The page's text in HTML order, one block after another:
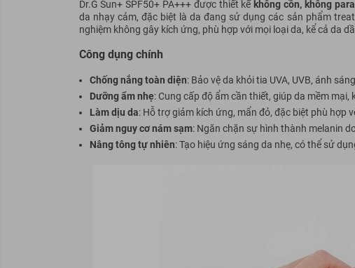
Dr.G Sun+ SPF50+ PA+++ được thiết kế không cồn, không
da nhạy cảm, đặc biệt là da đang sử dụng các sản phẩm
nghiệm không gây kích ứng, phù hợp với mọi loại da, kể cả da
Công dụng chính
Chống nắng toàn diện: Bảo vệ da khỏi tia UVA, UVB, ánh
Dưỡng ẩm nhẹ: Cung cấp độ ẩm cần thiết, giúp da mềm
Làm dịu da: Hỗ trợ giảm kích ứng, mẩn đỏ, đặc biệt phù hợp
Giảm nguy cơ nám sạm: Ngăn chặn sự hình thành melanin
Nâng tông tự nhiên: Tạo hiệu ứng sáng da nhẹ, có thể sử